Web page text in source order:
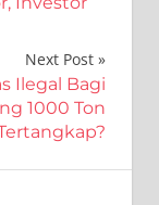
Next Post
Ilegal Bagi
1000 Ton